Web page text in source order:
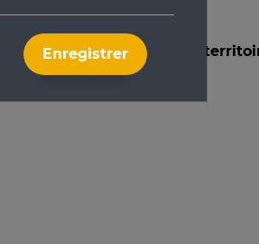
la protection des
Enregistrer